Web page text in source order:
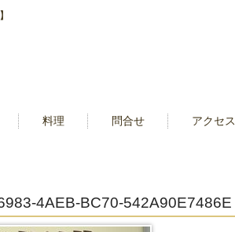
料理 問合せ アクセス
4AEB-BC70-542A90E7486E